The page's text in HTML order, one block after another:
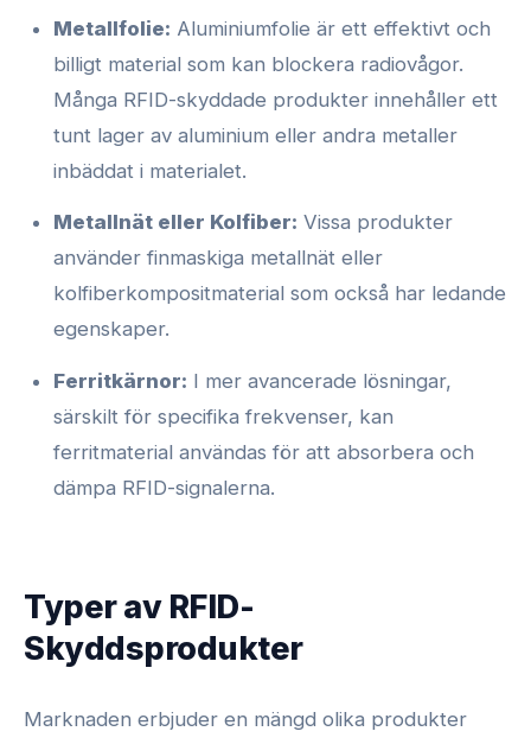
Metallfolie: Aluminiumfolie är ett effektivt och
billigt material som kan blockera radiovågor.
Många RFID-skyddade produkter innehåller ett
tunt lager av aluminium eller andra metaller
inbäddat i materialet.
Metallnät eller Kolfiber: Vissa produkter
använder finmaskiga metallnät eller
kolfiberkompositmaterial som också har ledande
egenskaper.
Ferritkärnor: I mer avancerade lösningar,
särskilt för specifika frekvenser, kan
ferritmaterial användas för att absorbera och
dämpa RFID-signalerna.
Typer av RFID-
Skyddsprodukter
Marknaden erbjuder en mängd olika produkter